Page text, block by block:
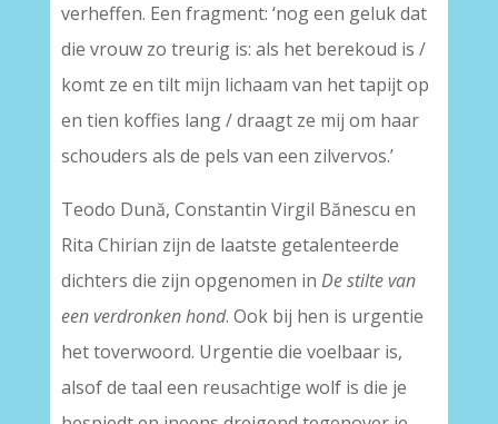
verheffen. Een fragment: ‘nog een geluk dat
die vrouw zo treurig is: als het berekoud is /
komt ze en tilt mijn lichaam van het tapijt op
en tien koffies lang / draagt ze mij om haar
schouders als de pels van een zilvervos.’
Teodo Dună, Constantin Virgil Bănescu en
Rita Chirian zijn de laatste getalenteerde
dichters die zijn opgenomen in De stilte van
een verdronken hond. Ook bij hen is urgentie
het toverwoord. Urgentie die voelbaar is,
alsof de taal een reusachtige wolf is die je